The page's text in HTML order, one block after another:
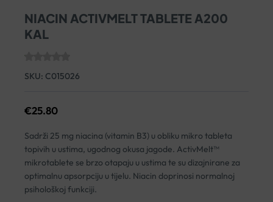
NIACIN ACTIVMELT TABLETE A200
KAL
SKU: C015026
€25.80
Sadrži 25 mg niacina (vitamin B3) u obliku mikro tableta
topivih u ustima, ugodnog okusa jagode. ActivMelt™
mikrotablete se brzo otapaju u ustima te su dizajnirane za
optimalnu apsorpciju u tijelu. Niacin doprinosi normalnoj
psihološkoj funkciji.